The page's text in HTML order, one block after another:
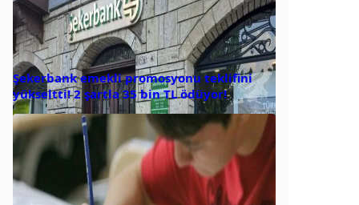
Şekerbank emekli promosyonu teklifini
yükseltti! 2 şartla 35 bin TL ödüyor!